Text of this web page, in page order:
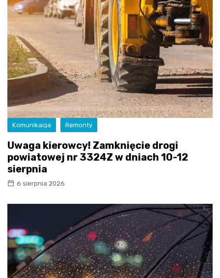
Komunikacja Remonty
Uwaga kierowcy! Zamknięcie drogi
powiatowej nr 3324Z w dniach 10-12
sierpnia
6 sierpnia 2026